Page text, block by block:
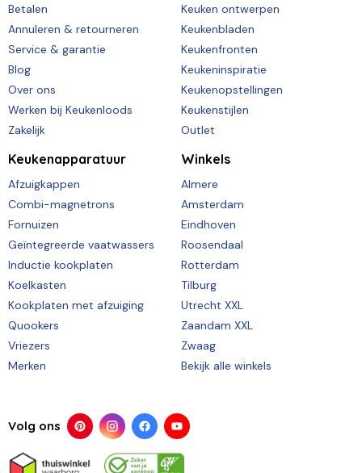
Betalen
Annuleren & retourneren
Service & garantie
Blog
Over ons
Werken bij Keukenloods
Zakelijk
Keuken ontwerpen
Keukenbladen
Keukenfronten
Keukeninspiratie
Keukenopstellingen
Keukenstijlen
Outlet
Keukenapparatuur
Afzuigkappen
Combi-magnetrons
Fornuizen
Geïntegreerde vaatwassers
Inductie kookplaten
Koelkasten
Kookplaten met afzuiging
Quookers
Vriezers
Merken
Winkels
Almere
Amsterdam
Eindhoven
Roosendaal
Rotterdam
Tilburg
Utrecht XXL
Zaandam XXL
Zwaag
Bekijk alle winkels
Volg ons